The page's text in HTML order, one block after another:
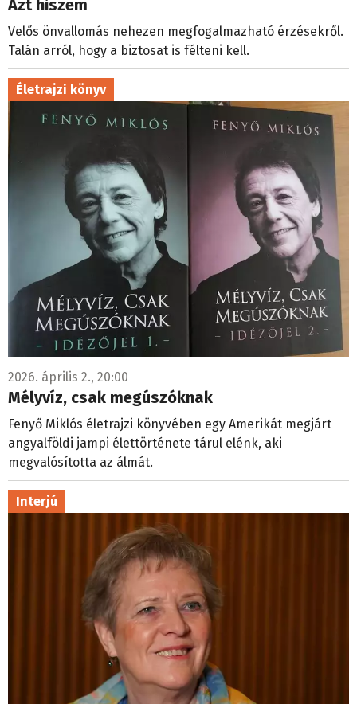
Azt hiszem
Velős önvallomás nehezen megfogalmazható érzésekről.
Talán arról, hogy a biztosat is félteni kell.
Életrajzi könyv
2026. április 2., 20:00
Mélyvíz, csak megúszóknak
Fenyő Miklós életrajzi könyvében egy Amerikát megjárt
angyalföldi jampi élettörténete tárul elénk, aki
megvalósította az álmát.
Interjú